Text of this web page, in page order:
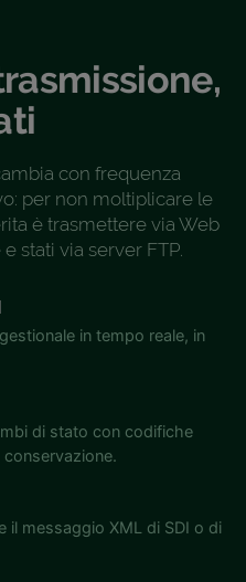
con frequenza
per non moltiplicare le
è trasmettere via Web
stati via server FTP.
in tempo reale, in
di stato con codifiche
il messaggio XML di SDI o di